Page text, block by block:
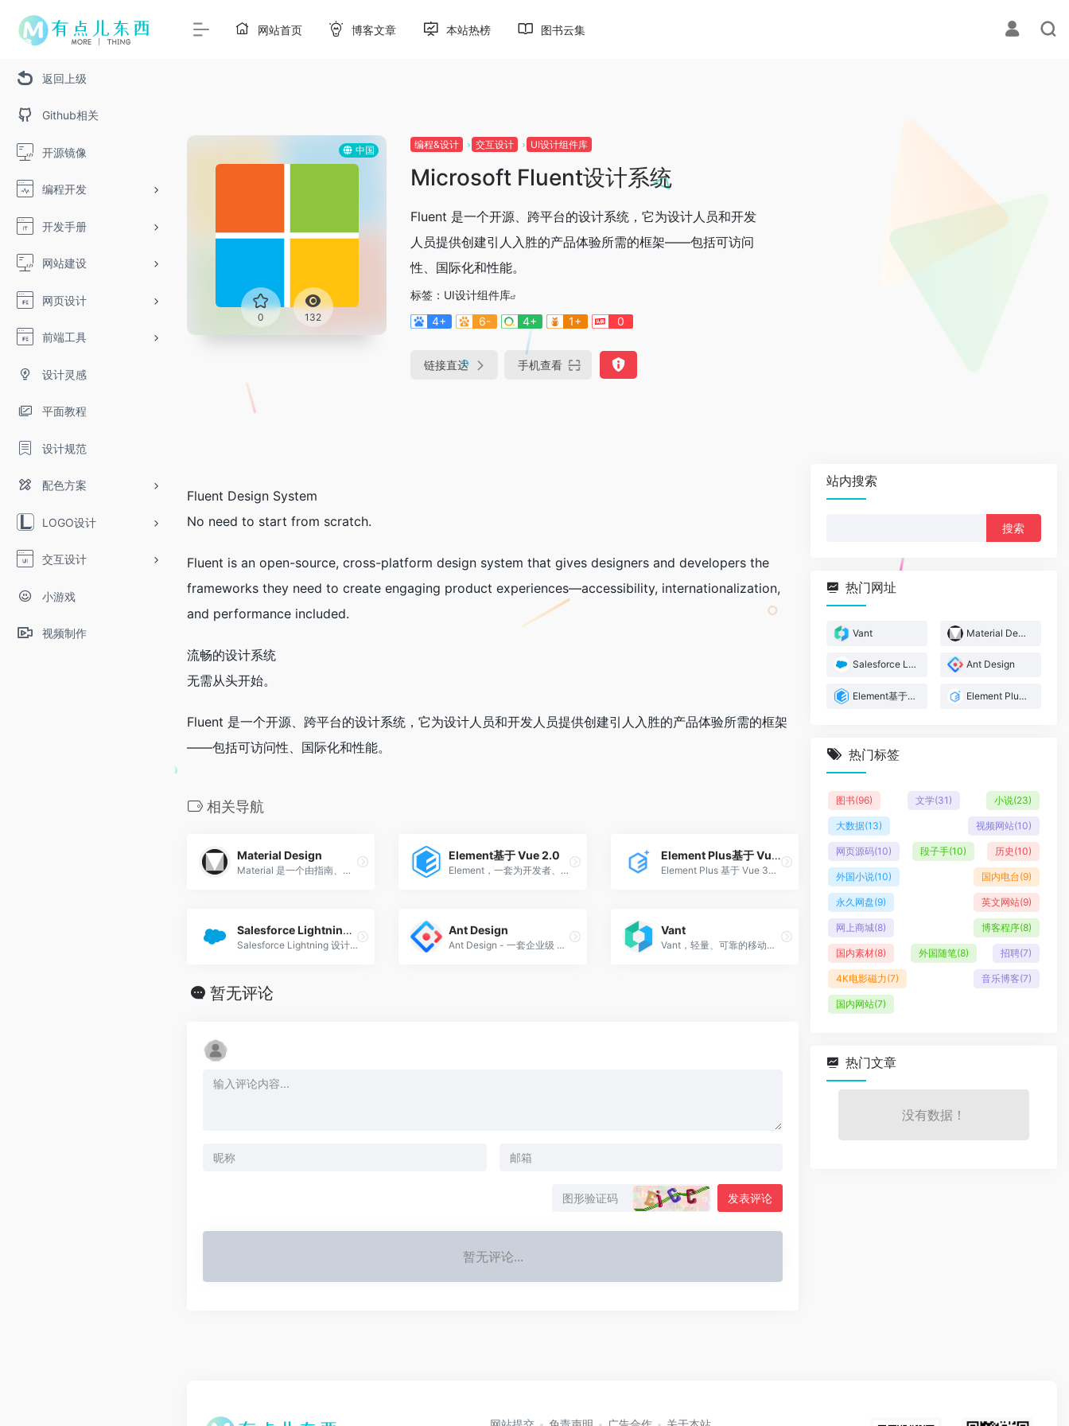
返回上级
Github相关
开源镜像
编程开发
开发手册
网站建设
网页设计
前端工具
设计灵感
平面教程
设计规范
配色方案
LOGO设计
交互设计
小游戏
视频制作
网站首页 博客文章 本站热榜 图书云集
中国
0 132
编程&设计 交互设计 UI设计组件库
Microsoft Fluent设计系统
Fluent 是一个开源、跨平台的设计系统，它为设计人员和开发
人员提供创建引人入胜的产品体验所需的框架——包括可访问
性、国际化和性能。
标签： UI设计组件库
4+
6- 4+ 1+ 0
链接直达 手机查看
Fluent Design System
No need to start from scratch.
Fluent is an open-source, cross-platform design system that gives designers and developers the
frameworks they need to create engaging product experiences—accessibility, internationalization,
and performance included.
流畅的设计系统
无需从头开始。
Fluent 是一个开源、跨平台的设计系统，它为设计人员和开发人员提供创建引人入胜的产品体验所需的框架
——包括可访问性、国际化和性能。
相关导航
Material Design
Material 是一个由指南、组件和工具组成的适应性系统，支持用户界面设计的最佳实践。在开源代码的支持下，Material 简化了设计师和开发人员之间的协作，并帮助团队快速构建精美的产品。
Element基于 Vue 2.0
Element，一套为开发者、设计师和产品经理准备的基于 Vue 2.0 的桌面端组件库
Element Plus基于 Vue 3
Element Plus 基于 Vue 3，面向设计师和开发者的组件库
Salesforce Lightning 设计系统
Salesforce Lightning 设计系统，包括创建符合Salesforce Lightning原则，设计语言和最佳实践的用户界面的资源。 开发人员可以专注于应用程序逻辑，而不是专注于像素，而设计人员则可以专注于用户体验，交互和流程。
Ant Design
Ant Design - 一套企业级 UI 设计语言和 React 组件库
Vant
Vant，轻量、可靠的移动端 Vue 组件库
暂无评论
发表评论
暂无评论...
站内搜索
热门网址
Vant Material Design
Salesforce Lightning 设计系统 Ant Design
Element基于 Vue 2.0 Element Plus基于 Vue 3
热门标签
图书(96) 文学(31) 小说(23)
大数据(13) 视频网站(10)
网页源码(10) 段子手(10) 历史 (10)
外国小说(10) 国内电台(9)
永久网盘(9) 英文网站(9)
网上商城(8) 博客程序(8)
国内素材(8) 外国随笔(8) 招聘(7)
4K电影磁力(7) 音乐博客(7)
国内网站(7)
热门文章
没有数据！